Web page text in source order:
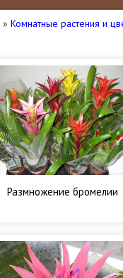
» Комнатные растения и
Размножение бромелии